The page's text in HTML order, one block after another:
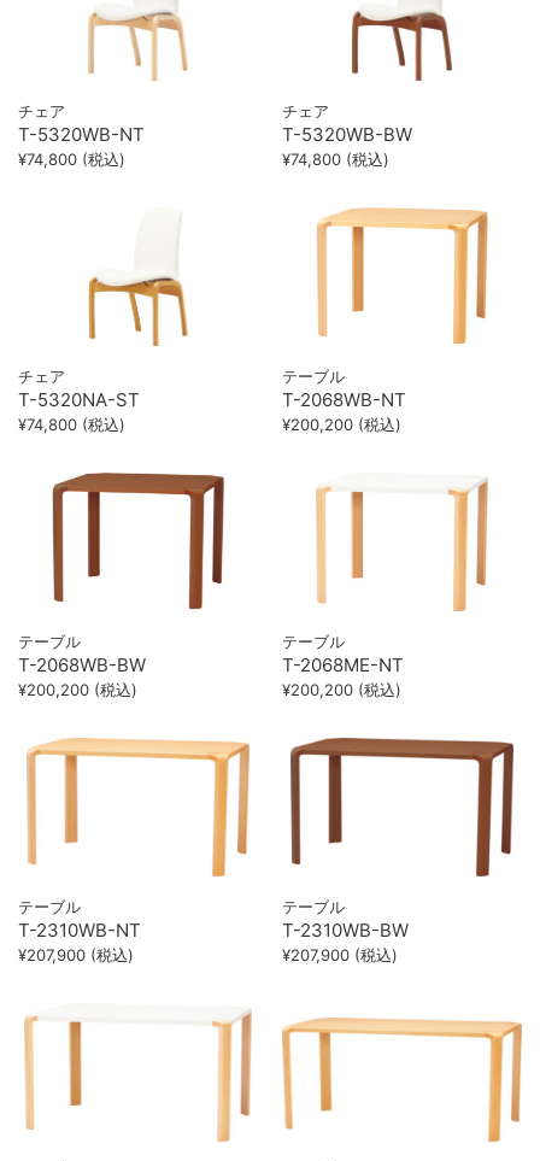
チェア
T-5320WB-NT
¥74,800 (税込)
チェア
T-5320WB-BW
¥74,800 (税込)
チェア
T-5320NA-ST
¥74,800 (税込)
テーブル
T-2068WB-NT
¥200,200 (税込)
テーブル
T-2068WB-BW
¥200,200 (税込)
テーブル
T-2068ME-NT
¥200,200 (税込)
テーブル
T-2310WB-NT
¥207,900 (税込)
テーブル
T-2310WB-BW
¥207,900 (税込)